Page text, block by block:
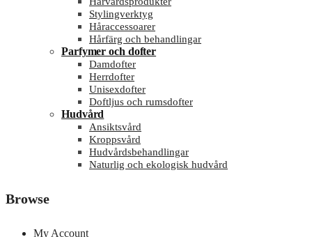
Stylingverktyg
Håraccessoarer
Hårfärg och behandlingar
Parfymer och dofter
Damdofter
Herrdofter
Unisexdofter
Doftljus och rumsdofter
Hudvård
Ansiktsvård
Kroppsvård
Hudvårdsbehandlingar
Naturlig och ekologisk hudvård
Browse
My Account